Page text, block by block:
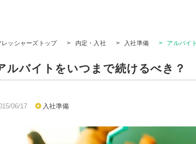
レッシャーズトップ > 内定・入社 > 入社準備 > アルバイ
ルバイトをいつまで続けるべき？
06/17 入社準備